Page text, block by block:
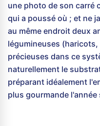
une photo de son carré
qui a poussé où ; et ne
au même endroit deux
légumineuses
précieuses dans ce
naturellement le
préparant idéalement
plus gourmande l'année